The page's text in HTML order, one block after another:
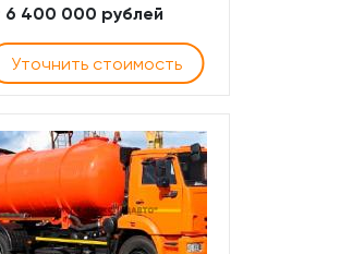
6 400 000 рублей
Уточнить стоимость